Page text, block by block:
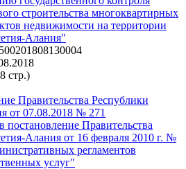
строительства многоквартирных
недвижимости на территории
Алания"
стр.)
Правительства Республики
от 07.08.2018 № 271
Правительства
Алания от 16 февраля 2010 г. №
регламентов
услуг"